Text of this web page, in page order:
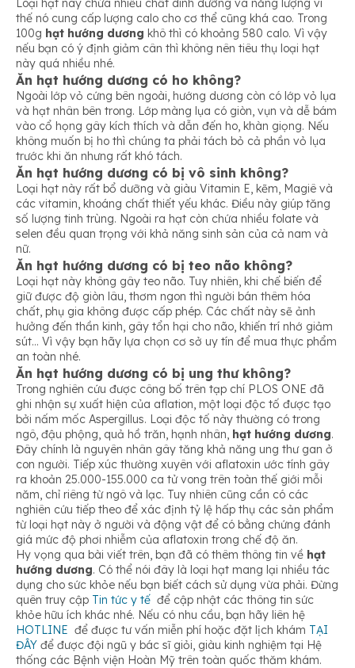
Loại hạt này chứa nhiều chất dinh dưỡng và năng lượng vì
thế nó cung cấp lượng calo cho cơ thể cũng khá cao. Trong
100g hạt hướng dương khô thì có khoảng 580 calo. Vì vậy
nếu bạn có ý định giảm cân thì không nên tiêu thụ loại hạt
này quá nhiều nhé.
Ăn hạt hướng dương có ho không?
Ngoài lớp vỏ cứng bên ngoài, hướng dương còn có lớp vỏ lụa
và hạt nhân bên trong. Lớp màng lụa có giòn, vụn và dễ bám
vào cổ họng gây kích thích và dẫn đến ho, khàn giọng. Nếu
không muốn bị ho thì chúng ta phải tách bỏ cả phần vỏ lụa
trước khi ăn nhưng rất khó tách.
Ăn hạt hướng dương có bị vô sinh không?
Loại hạt này rất bổ dưỡng và giàu Vitamin E, kẽm, Magiê và
các vitamin, khoáng chất thiết yếu khác. Điều này giúp tăng
số lượng tinh trùng. Ngoài ra hạt còn chứa nhiều folate và
selen đều quan trọng với khả năng sinh sản của cả nam và
nữ.
Ăn hạt hướng dương có bị teo não không?
Loại hạt này không gây teo não. Tuy nhiên, khi chế biến để
giữ được độ giòn lâu, thơm ngon thì người bán thêm hóa
chất, phụ gia không được cấp phép. Các chất này sẽ ảnh
hưởng đến thần kinh, gây tổn hại cho não, khiến trí nhớ giảm
sút… Vì vậy bạn hãy lựa chọn cơ sở uy tín để mua thực phẩm
an toàn nhé.
Ăn hạt hướng dương có bị ung thư không?
Trong nghiên cứu được công bố trên tạp chí PLOS ONE đã
ghi nhận sự xuất hiện của aflation, một loại độc tố được tạo
bởi nấm mốc Aspergillus. Loại độc tố này thường có trong
ngô, đậu phộng, quả hồ trăn, hạnh nhân, hạt hướng dương.
Đây chính là nguyên nhân gây tăng khả năng ung thư gan ở
con người. Tiếp xúc thường xuyên với aflatoxin ước tính gây
ra khoản 25.000-155.000 ca tử vong trên toàn thế giới mỗi
năm, chỉ riêng từ ngô và lạc. Tuy nhiên cũng cần có các
nghiên cứu tiếp theo để xác định tỷ lệ hấp thụ các sản phẩm
từ loại hạt này ở người và động vật để có bằng chứng đánh
giá mức độ phơi nhiễm của aflatoxin trong chế độ ăn.
Hy vọng qua bài viết trên, bạn đã có thêm thông tin về hạt
hướng dương. Có thể nói đây là loại hạt mang lại nhiều tác
dụng cho sức khỏe nếu bạn biết cách sử dụng vừa phải. Đừng
quên truy cập Tin tức y tế để cập nhật các thông tin sức
khỏe hữu ích khác nhé. Nếu có nhu cầu, bạn hãy liên hệ
HOTLINE để được tư vấn miễn phí hoặc đặt lịch khám TẠI
ĐÂY để được đội ngũ y bác sĩ giỏi, giàu kinh nghiệm tại Hệ
thống các Bệnh viện Hoàn Mỹ trên toàn quốc thăm khám.